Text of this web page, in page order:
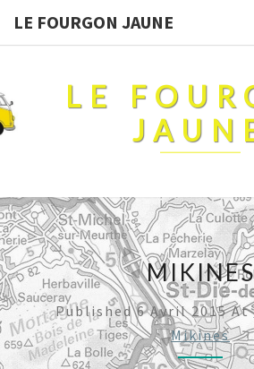
LE FOURGON JAUNE
LE
MIKINES
Published6 Avril 2015At
Mikines